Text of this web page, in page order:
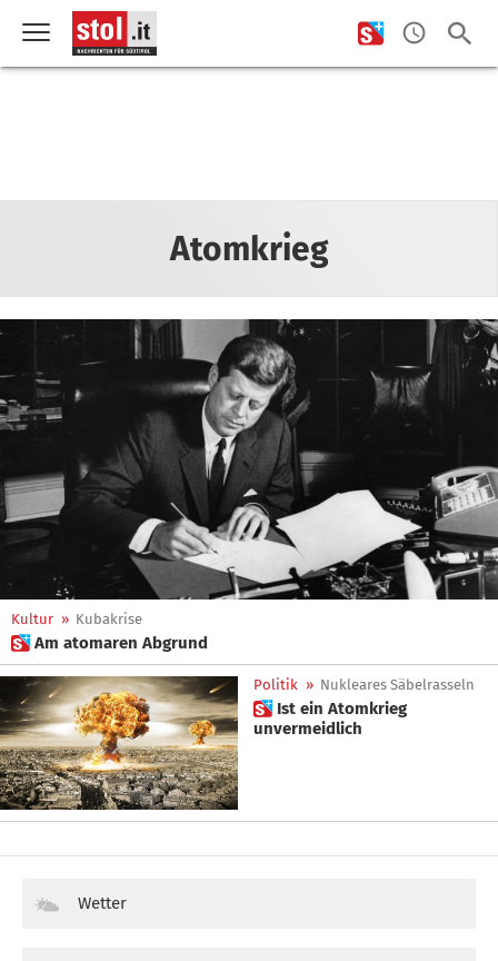
Atomkrieg
Kultur » Kubakrise
 Am atomaren Abgrund
Politik » Nukleares Säbelrasseln
 Ist ein Atomkrieg
unvermeidlich
Wetter